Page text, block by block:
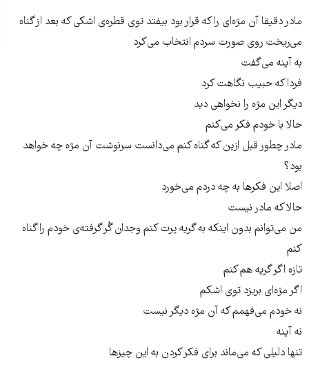
مادر دقیقا آن مژه‌ای را که قرار بود بیفتد توی قطره‌ی اشکی که بعد از گناه
می‌ریخت روی صورت سردم انتخاب می‌کرد
به آینه می‌گفت
فردا که حبیب نگاهت کرد
دیگر این مژه را نخواهی دید
حالا با خودم فکر می‌کنم
مادر چطور قبل ازین که گناه کنم می‌دانست سرنوشت آن مژه چه خواهد
بود؟
اصلا این فکرها به چه دردم می‌خورد
حالا که مادر نیست
من می‌توانم بدون اینکه به گریه پرت کنم وجدان گُر گرفته‌ی خودم را گناه
کنم
تازه اگر گریه هم کنم
اگر مژه‌ای بریزد توی اشکم
نه خودم می‌فهمم که آن مژه دیگر نیست
نه آینه
تنها دلیلی که می‌ماند برای فکر کردن به این چیزها